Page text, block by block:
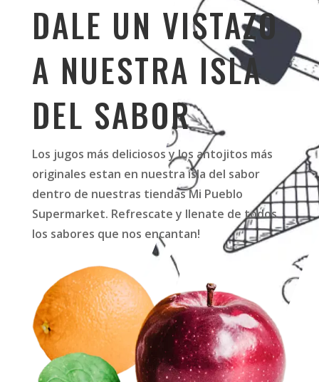
DALE UN VISTAZO
A NUESTRA ISLA
DEL SABOR
Los jugos más deliciosos y los antojitos más
originales estan en nuestra isla del sabor
dentro de nuestras tiendas Mi Pueblo
Supermarket. Refrescate y llenate de todos
los sabores que nos encantan!